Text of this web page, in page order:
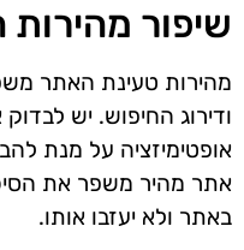
שיפור
מהירות טעינת האתר
ודירוג החיפוש. יש
אופטימיזציה על מנת
אתר מהיר משפר את
באתר ולא יעזבו אותו.